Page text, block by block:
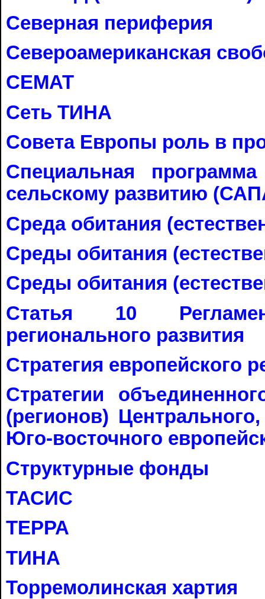
Северная периферия
Североамериканская
СЕМАТ
Сеть ТИНА
Совета Европы роль в
Специальная
сельскому развитию
Среда обитания
Среды обитания
Среды обитания
Статья 10
регионального развития
Стратегия европейского
Стратегии
(регионов)
Юго-восточного
Структурные фонды
ТАСИС
ТЕРРА
ТИНА
Торремолинская хартия